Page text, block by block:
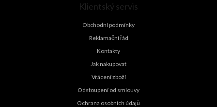
Klientský servis
Obchodní podmínky
Reklamační řád
Kontakty
Jak nakupovat
Vrácení zboží
Odstoupení od smlouvy
Ochrana osobních údajů